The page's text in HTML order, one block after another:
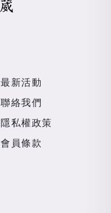
最新活動
聯絡我們
隱私權政策
會員條款